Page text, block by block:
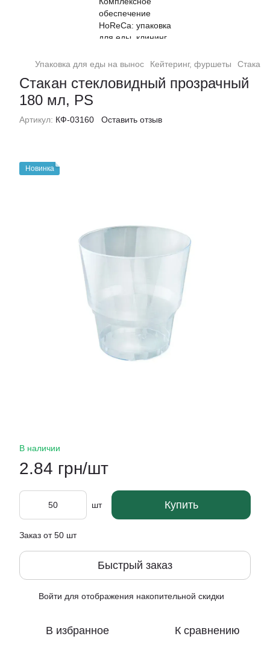
Упаковка для еды на вынос Кейтеринг, фуршеты Стакан
Стакан стекловидный прозрачный
180 мл, PS
Артикул: КФ-03160 Оставить отзыв
Новинка
В наличии
2.84 грн/шт
шт Купить
Заказ от 50 шт
Быстрый заказ
Войти для отображения накопительной скидки
В избранное К сравнению